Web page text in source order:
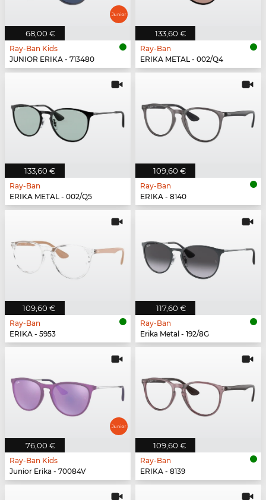
68,00 €
Ray-Ban Kids
JUNIOR ERIKA - 713480
133,60 €
Ray-Ban
ERIKA METAL - 002/Q4
133,60 €
Ray-Ban
ERIKA METAL - 002/Q5
109,60 €
Ray-Ban
ERIKA - 8140
109,60 €
Ray-Ban
ERIKA - 5953
117,60 €
Ray-Ban
Erika Metal - 192/8G
76,00 €
Ray-Ban Kids
Junior Erika - 70084V
109,60 €
Ray-Ban
ERIKA - 8139